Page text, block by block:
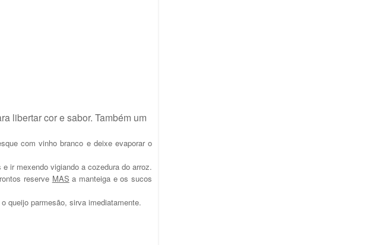
libertar cor e sabor. Também um
com vinho branco e deixe evaporar o
ir mexendo vigiando a cozedura do arroz.
reserve MAS a manteiga e os sucos
queijo parmesão, sirva imediatamente.